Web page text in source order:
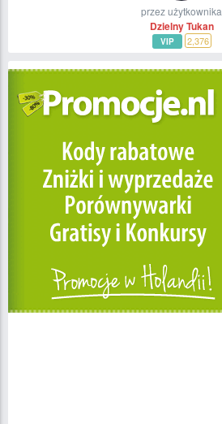
przez użytkownika
Dzielny Tukan
VIP 2,376